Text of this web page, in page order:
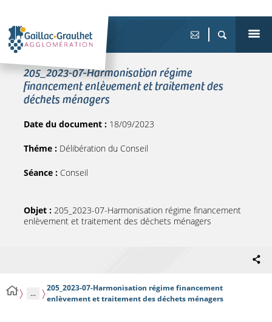
205_2023-07-Harmonisation régime
financement enlèvement et traitement des
déchets ménagers
Date du document : 18/09/2023
Théme : Délibération du Conseil
Séance : Conseil
Objet : 205_2023-07-Harmonisation régime financement
enlèvement et traitement des déchets ménagers
...
205_2023-07-Harmonisation régime financement
enlèvement et traitement des déchets ménagers